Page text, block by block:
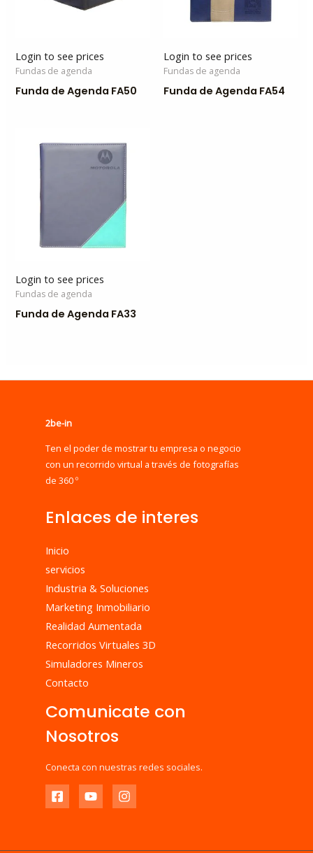
Login to see prices
Fundas de agenda
Funda de Agenda FA50
Login to see prices
Fundas de agenda
Funda de Agenda FA54
Login to see prices
Fundas de agenda
Funda de Agenda FA33
2be-in
Ten el poder de mostrar tu empresa o negocio
con un recorrido virtual a través de fotografías
de 360 º
Enlaces de interes
Inicio
servicios
Industria & Soluciones
Marketing Inmobiliario
Realidad Aumentada
Recorridos Virtuales 3D
Simuladores Mineros
Contacto
Comunicate con
Nosotros
Conecta con nuestras redes sociales.